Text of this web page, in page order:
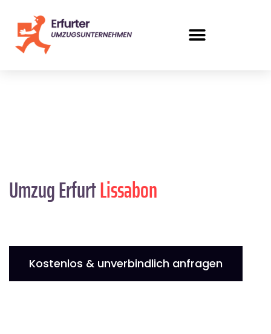
Umzug ErfurtLissabon
Kostenlos & unverbindlich anfragen